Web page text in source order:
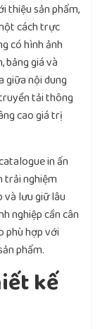
thiệu sản phẩm,
cách trực
có hình ảnh
bảng giá và
giữa nội dung
tải thông
cao giá trị
in ấn
trải nghiệm
và lưu giữ lâu
nghiệp cần cân
phù hợp với
phẩm.
kế